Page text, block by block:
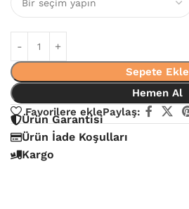
Sepete Ekle
Hemen Al
Favorilere eklePaylaş:
Ürün Garantisi
Ürün İade Koşulları
Kargo